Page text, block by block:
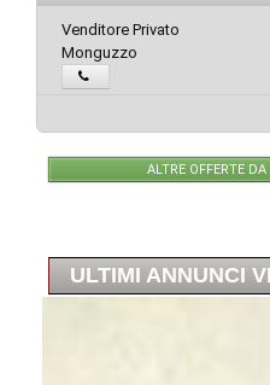
Venditore Privato
Monguzzo
ALTRE OFFERTE
ULTIMI ANNUNCI